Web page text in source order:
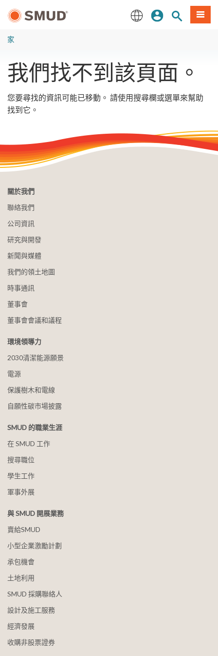
登入站內搜尋
選單
家
我們找不到該頁面。
您要尋找的資訊可能已移動。 請使用搜尋欄或選單來幫助
找到它。
關於我們
聯絡我們
公司資訊
研究與開發
新聞與媒體
我們的領土地圖
時事通訊
董事會
董事會會議和議程
環境領導力
2030清潔能源願景
電源
保護樹木和電線
自願性碳市場披露
SMUD 的職業生涯
在 SMUD 工作
搜尋職位
學生工作
軍事外展
與 SMUD 開展業務
賣給SMUD
小型企業激勵計劃
承包機會
土地利用
SMUD 採購聯絡人
設計及施工服務
經濟發展
收購非股票證券